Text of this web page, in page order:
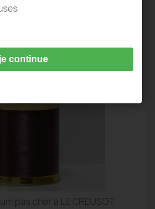
pas cher à LE CREUSOT
je continue